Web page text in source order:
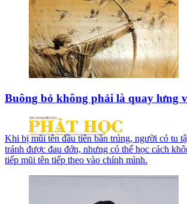
Buông bỏ không phải là quay lưng
Khi bị mũi tên đầu tiên bắn trúng, người có tu
tránh được đau đớn, nhưng có thể học cách
tiếp mũi tên tiếp theo vào chính mình.